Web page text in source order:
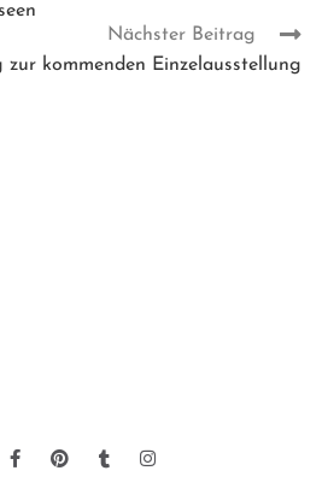
Nächster Beitrag
zur kommenden Einzelausstellung